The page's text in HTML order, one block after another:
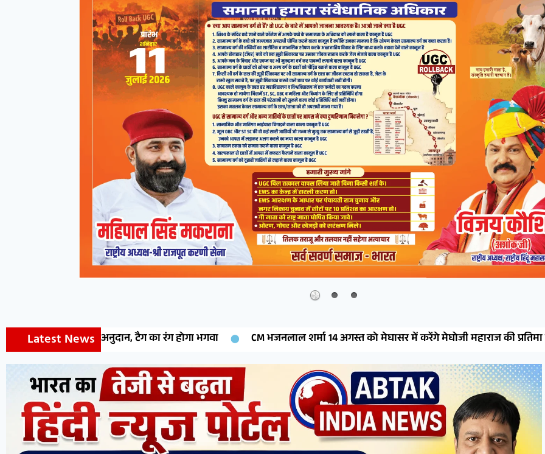
Latest News
का रंग होगा भगवा CM भजनलाल शर्मा 14 अगस्त को मेघासर में करेंगे मेघोजी महाराज की प्रतिमा का अनावरण, विधायक भाटी ने